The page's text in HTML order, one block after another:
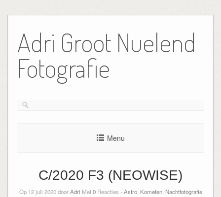
de
inhoud
Adri Groot Nuelend
Fotografie
Menu
C/2020 F3 (NEOWISE)
Op 12 juli 2020 doorAdri Met0Reacties - Astro, Kometen, Nachtfotografie